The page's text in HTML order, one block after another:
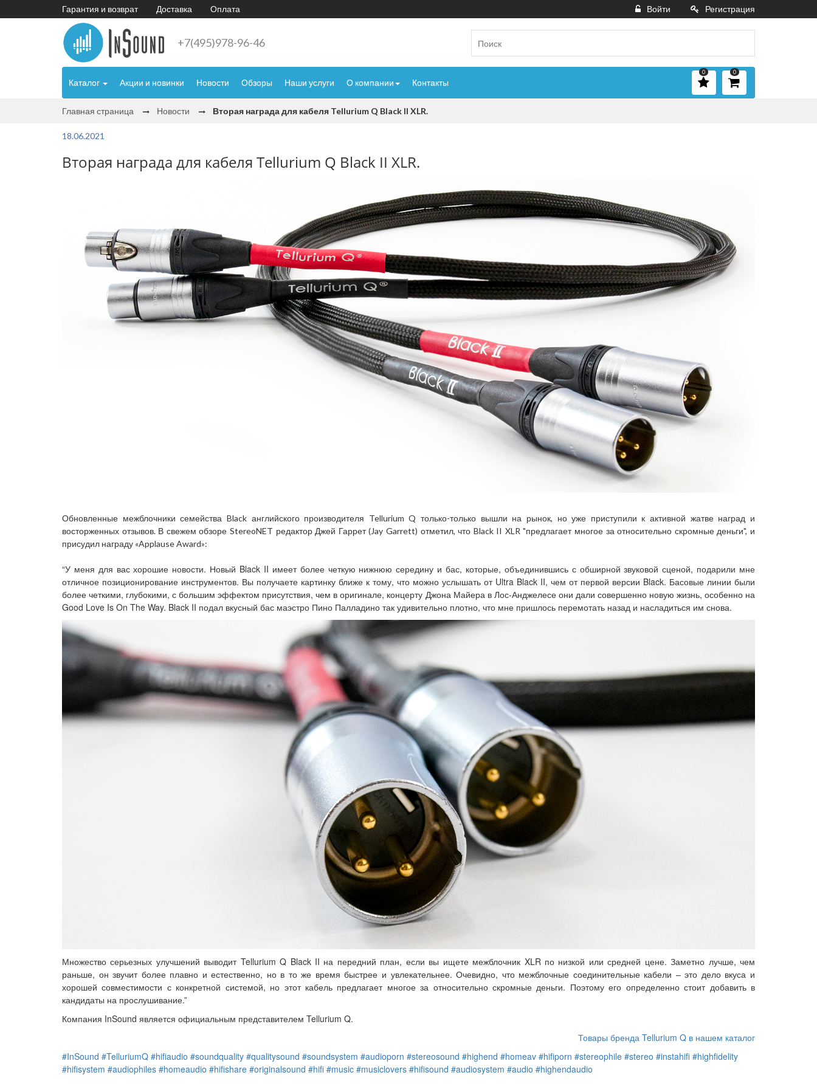
Гарантия и возврат Доставка Оплата Войти Регистрация
+7(495)978-96-46
Каталог Акции и новинки Новости Обзоры Наши услуги О компании Контакты
0
0
Главная страница Новости Вторая награда для кабеля Tellurium Q Black II XLR.
18.06.2021
Вторая награда для кабеля Tellurium Q Black II XLR.
Обновленные межблочники семейства Black английского производителя Tellurium Q только-только вышли на рынок, но уже приступили к активной жатве наград и
восторженных отзывов. В свежем обзоре StereoNET редактор Джей Гаррет (Jay Garrett) отметил, что Black II XLR "предлагает многое за относительно скромные деньги", и
присудил награду «Applause Award»:
“У меня для вас хорошие новости. Новый Black II имеет более четкую нижнюю середину и бас, которые, объединившись с обширной звуковой сценой, подарили мне
отличное позиционирование инструментов. Вы получаете картинку ближе к тому, что можно услышать от Ultra Black II, чем от первой версии Black. Басовые линии были
более четкими, глубокими, с большим эффектом присутствия, чем в оригинале, концерту Джона Майера в Лос-Анджелесе они дали совершенно новую жизнь, особенно на
Good Love Is On The Way. Black II подал вкусный бас маэстро Пино Палладино так удивительно плотно, что мне пришлось перемотать назад и насладиться им снова.
Множество серьезных улучшений выводит Tellurium Q Black II на передний план, если вы ищете межблочник XLR по низкой или средней цене. Заметно лучше, чем
раньше, он звучит более плавно и естественно, но в то же время быстрее и увлекательнее. Очевидно, что межблочные соединительные кабели – это дело вкуса и
хорошей совместимости с конкретной системой, но этот кабель предлагает многое за относительно скромные деньги. Поэтому его определенно стоит добавить в
кандидаты на прослушивание.”
Компания InSound является официальным представителем Tellurium Q.
Товары бренда Tellurium Q в нашем каталог
#InSound #TelluriumQ #hifiaudio #soundquality #qualitysound #soundsystem #audioporn #stereosound #highend #homeav #hifiporn #stereophile #stereo #instahifi #highfidelity
#hifisystem #audiophiles #homeaudio #hifishare #originalsound #hifi #music #musiclovers #hifisound #audiosystem #audio #highendaudio